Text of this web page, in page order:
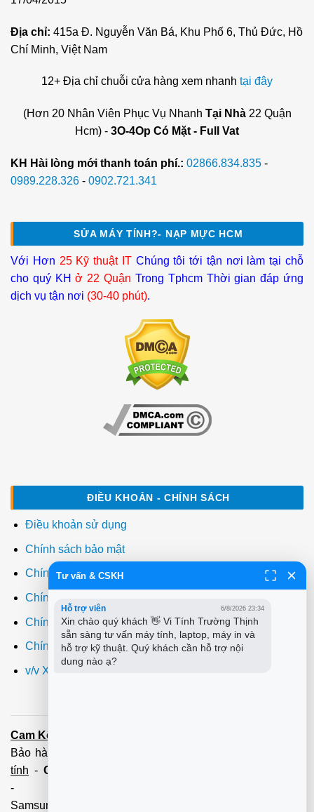
Địa chỉ: 415a Đ. Nguyễn Văn Bá, Khu Phố 6, Thủ Đức, Hồ
Chí Minh, Việt Nam
12+ Địa chỉ chuỗi cửa hàng xem nhanh tại đây
(Hơn 20 Nhân Viên Phục Vụ Nhanh Tại Nhà22 Quận
Hcm) - 3O-4Op Có Mặt - Full Vat
KH Hài lòng mới thanh toán phí.: 02866.834.835 -
0989.228.326 - 0902.721.341
SỬA MÁY TÍNH?- NẠP MỰC HCM
Với Hơn 25 Kỹ thuật ITChúng tôi tới tận nơi làm tại chỗ
cho quý KHở 22 Quận Trong Tphcm Thời gian đáp ứng
dịch vụ tận nơi (30-40 phút).
ĐIỀU KHOẢN - CHÍNH SÁCH
Điều khoản sử dụng
Chính sách bảo mật
Chính sách thanh toán
Chính sách giao hàng
Chính sách đổi trả
Chính sách bảo hành
v/v Xuất hóa đơn đỏ VAT
Cam Kết:
Bảo hành tận tâm - Xuất hóa đơn đỏ đầy đủ
tính - Cài Win Tận Nơi
-
Samsung,Brother,Xeroc,Panasonic): 100 - 180,000 vnđ
Tư vấn & CSKH
Hỗ trợ viên 6/8/2026 23:34
Xin chào quý khách 👋 Vi Tính Trường Thịnh
sẵn sàng tư vấn máy tính, laptop, máy in và
hỗ trợ kỹ thuật. Quý khách cần hỗ trợ nội
dung nào ạ?